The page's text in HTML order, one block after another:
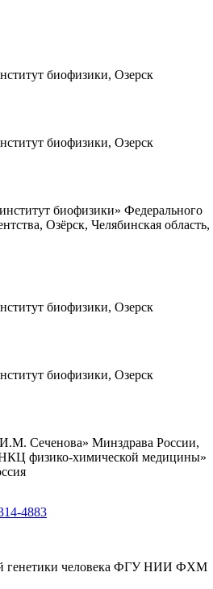
биофизики, Озерск
биофизики, Озерск
биофизики» Федерального
Озёрск, Челябинская область,
биофизики, Озерск
биофизики, Озерск
Сеченова» Минздрава России,
физико-химической медицины»
4883
генетики человека ФГУ НИИ ФХМ